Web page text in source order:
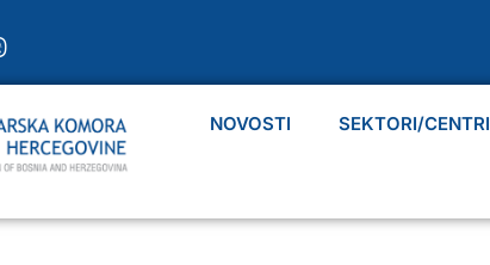
NOVOSTI SEKTORI/CENTRI